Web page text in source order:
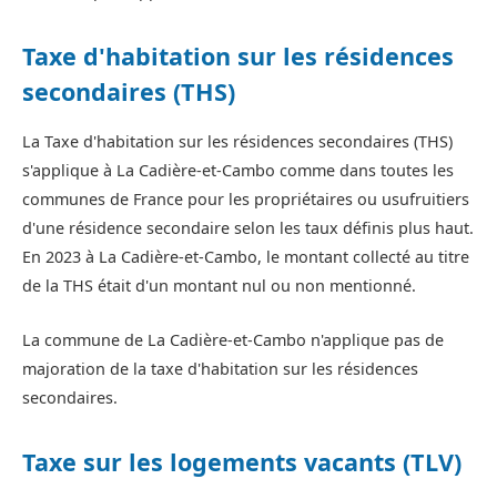
Taxe d'habitation sur les résidences
secondaires (THS)
La Taxe d'habitation sur les résidences secondaires (THS)
s'applique à La Cadière-et-Cambo comme dans toutes les
communes de France pour les propriétaires ou usufruitiers
d'une résidence secondaire selon les taux définis plus haut.
En 2023 à La Cadière-et-Cambo, le montant collecté au titre
de la THS était d'un montant nul ou non mentionné.
La commune de La Cadière-et-Cambo n'applique pas de
majoration de la taxe d'habitation sur les résidences
secondaires.
Taxe sur les logements vacants (TLV)